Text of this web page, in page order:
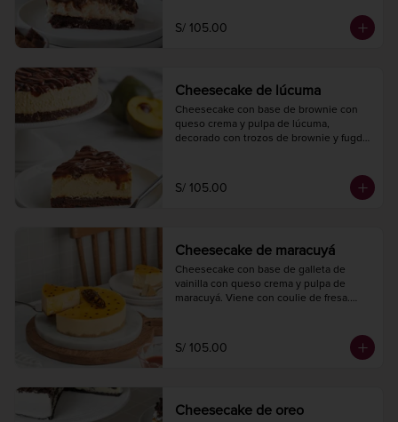
S/ 105.00
Cheesecake de lúcuma
Cheesecake con base de brownie con
queso crema y pulpa de lúcuma,
decorado con trozos de brownie y fugde.
S/ 105.00
Cheesecake de maracuyá
Cheesecake con base de galleta de
vainilla con queso crema y pulpa de
maracuyá. Viene con coulie de fresa.
S/ 105.00
Cheesecake de oreo